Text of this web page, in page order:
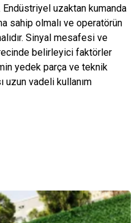
Endüstriyel uzaktan kumanda
sahip olmalı ve operatörün
Sinyal mesafesi ve
belirleyici faktörler
yedek parça ve teknik
uzun vadeli kullanım